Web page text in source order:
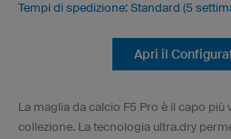
Tempi di spedizione: Standard (5
Apri il
La maglia da calcio F5 Pro è il capo più
collezione. La tecnologia ultra.dry